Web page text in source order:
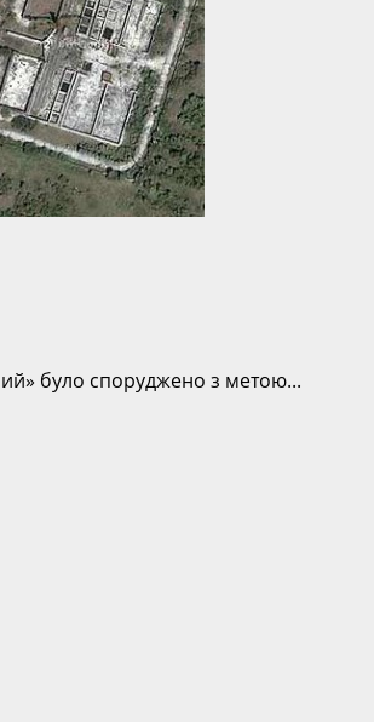
було споруджено з метою...